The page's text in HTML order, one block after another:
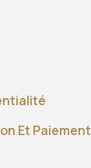
Et Paiement